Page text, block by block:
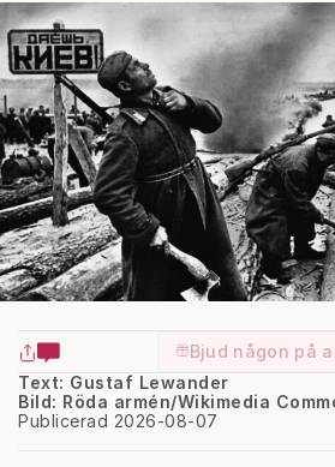
Bjud någon på
Text: Gustaf Lewander
Publicerad 2026-08-07
Bild: Röda armén/Wikimedia